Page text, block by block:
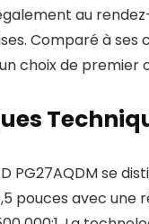
au
Comparé à ses
choix de
PG27AQDM
pouces avec